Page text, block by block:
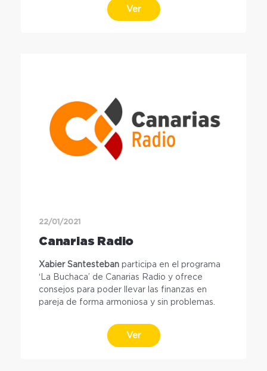
Ver
22/01/2021
Canarias Radio
Xabier Santesteban participa en el programa
‘La Buchaca’ de Canarias Radio y ofrece
consejos para poder llevar las finanzas en
pareja de forma armoniosa y sin problemas.
Ver